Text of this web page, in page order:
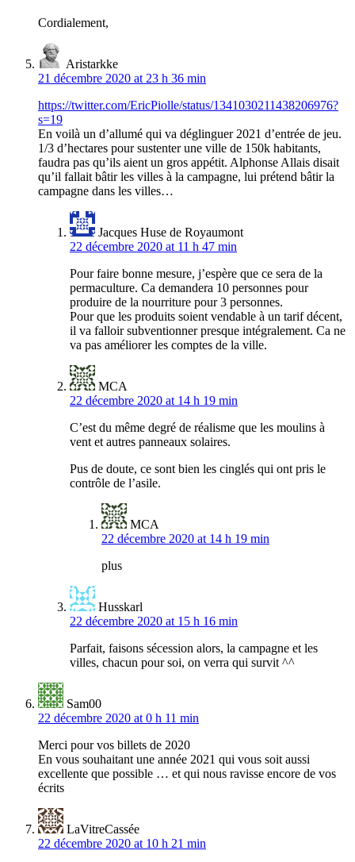
Cordialement,
Aristarkke
21 décembre 2020 at 23 h 36 min
https://twitter.com/EricPiolle/status/1341030211438206976?
s=19
En voilà un d’allumé qui va déglinguer 2021 d’entrée de jeu.
1/3 d’hectares pour sustenter une ville de 150k habitants,
faudra pas qu’ils aient un gros appétit. Alphonse Allais disait
qu’il fallait bâtir les villes à la campagne, lui prétend bâtir la
campagne dans les villes…
Jacques Huse de Royaumont
22 décembre 2020 at 11 h 47 min
Pour faire bonne mesure, j’espère que ce sera de la
permaculture. Ca demandera 10 personnes pour
produire de la nourriture pour 3 personnes.
Pour que les produits soient vendable à un tarif décent,
il va falloir subventionner presque intégralement. Ca ne
va pas améliorer les comptes de la ville.
MCA
22 décembre 2020 at 14 h 19 min
C’est du même degré de réalisme que les moulins à
vent et autres panneaux solaires.
Pus de doute, ce sont bien les cinglés qui ont pris le
contrôle de l’asile.
MCA
22 décembre 2020 at 14 h 19 min
plus
Husskarl
22 décembre 2020 at 15 h 16 min
Parfait, faisons sécession alors, la campagne et les
villes, chacun pour soi, on verra qui survit ^^
Sam00
22 décembre 2020 at 0 h 11 min
Merci pour vos billets de 2020
En vous souhaitant une année 2021 qui vous soit aussi
excellente que possible … et qui nous ravisse encore de vos
écrits
LaVitreCassée
22 décembre 2020 at 10 h 21 min